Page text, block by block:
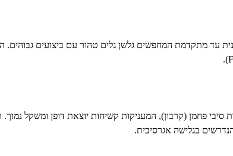
עד מתקדמת המחפשים גלשן גלים טהור עם ביצועים גבוהים.
).
פחמן (קרבון), המעניקות קשיחות יוצאת דופן ומשקל נמוך.
בגלישה אגרסיבית.